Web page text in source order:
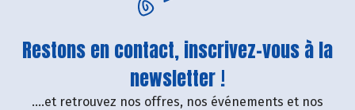
Restons en contact, inscrivez-vous à la
newsletter !
....et retrouvez nos offres, nos événements et nos